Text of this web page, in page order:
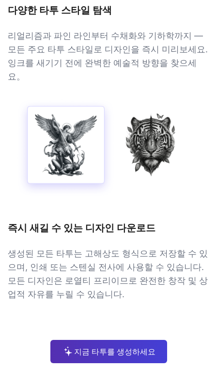
다양한 타투 스타일 탐색
리얼리즘과 파인 라인부터 수채화와 기하학까지 —
모든 주요 타투 스타일로 디자인을 즉시 미리보세요.
잉크를 새기기 전에 완벽한 예술적 방향을 찾으세
요。
즉시 새길 수 있는 디자인 다운로드
생성된 모든 타투는 고해상도 형식으로 저장할 수 있
으며, 인쇄 또는 스텐실 전사에 사용할 수 있습니다.
모든 디자인은 로열티 프리이므로 완전한 창작 및 상
업적 자유를 누릴 수 있습니다.
지금 타투를 생성하세요